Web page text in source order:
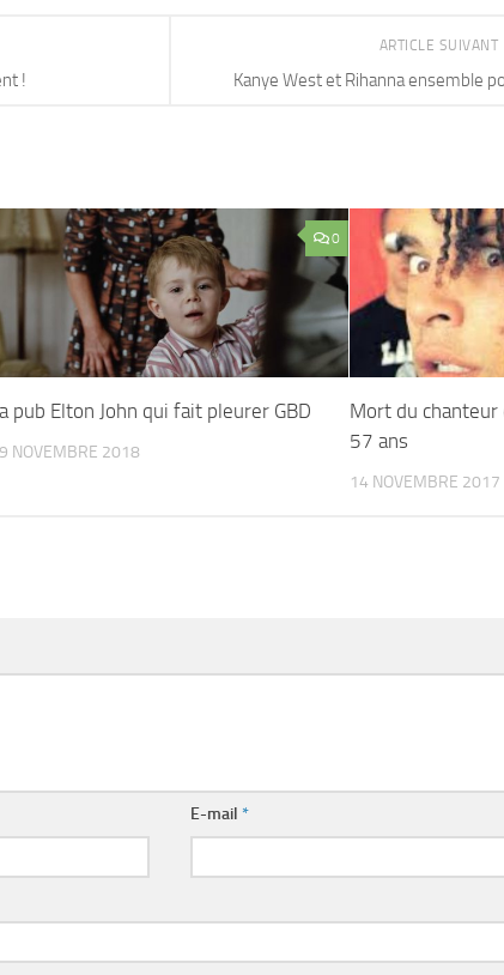
ARTICLE SUIVANT
Kanye West et Rihanna ensemble
!
0
pub Elton John qui fait pleurer GBD
NOVEMBRE 2018
Mort du chanteur
57 ans
14 NOVEMBRE 2017
E-mail*